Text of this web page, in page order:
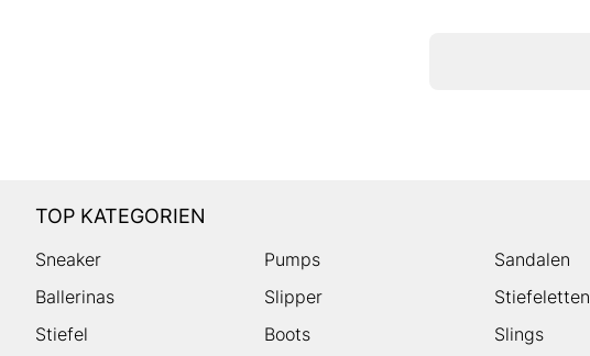
TOP KATEGORIEN
Sneaker Pumps
Sandalen
Ballerinas
Slipper
Stiefeletten
Stiefel
Boots
Slings